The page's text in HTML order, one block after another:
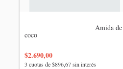
coco
$2.690,00
3 cuotas de$896,67sin interés